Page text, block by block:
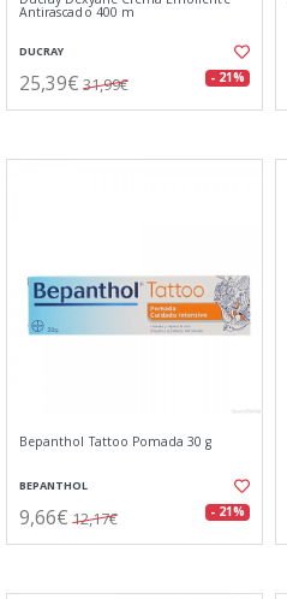
Antirascado 400 m
DUCRAY
25,39€ 31,99€ - 21%
Bepanthol Tattoo Pomada 30 g
BEPANTHOL
9,66€ 12,17€ - 21%